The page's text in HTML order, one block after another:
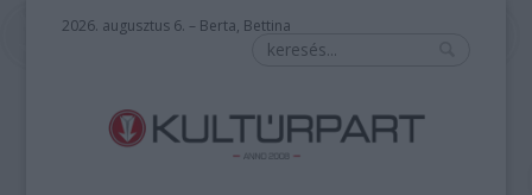
2026. augusztus 6. – Berta, Bettina